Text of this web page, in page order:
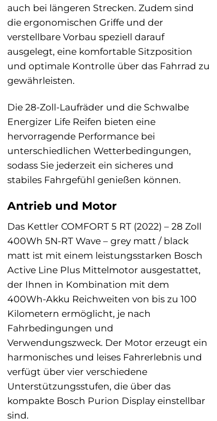
auch bei längeren Strecken. Zudem sind
die ergonomischen Griffe und der
verstellbare Vorbau speziell darauf
ausgelegt, eine komfortable Sitzposition
und optimale Kontrolle über das Fahrrad zu
gewährleisten.
Die 28-Zoll-Laufräder und die Schwalbe
Energizer Life Reifen bieten eine
hervorragende Performance bei
unterschiedlichen Wetterbedingungen,
sodass Sie jederzeit ein sicheres und
stabiles Fahrgefühl genießen können.
Antrieb und Motor
Das Kettler COMFORT 5 RT (2022) – 28 Zoll
400Wh 5N-RT Wave – grey matt / black
matt ist mit einem leistungsstarken Bosch
Active Line Plus Mittelmotor ausgestattet,
der Ihnen in Kombination mit dem
400Wh-Akku Reichweiten von bis zu 100
Kilometern ermöglicht, je nach
Fahrbedingungen und
Verwendungszweck. Der Motor erzeugt ein
harmonisches und leises Fahrerlebnis und
verfügt über vier verschiedene
Unterstützungsstufen, die über das
kompakte Bosch Purion Display einstellbar
sind.